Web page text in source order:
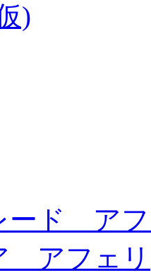
)
ード ア
アフェリ